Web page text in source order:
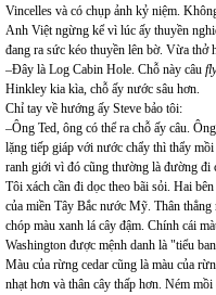
Vincelles và có chụp ảnh kỷ niệm.
Anh Việt ngừng kể vì lúc ấy thuyền
đang ra sức kéo thuyền lên bờ. Vừa thở
–Đây là Log Cabin Hole. Chỗ này câu fly
Hinkley kia kìa, chỗ ấy nước sâu hơn.
Chỉ tay về hướng ấy Steve bảo tôi:
–Ông Ted, ông có thể ra chỗ ấy câu.
lặng tiếp giáp với nước chẩy thì thẩy
ranh giới vì đó cũng thường là đường đi
Tôi xách cần đi dọc theo bãi sỏi. Hai
của miền Tây Bắc nước Mỹ. Thân
chóp màu xanh lá cây đậm. Chính cái
Washington được mệnh danh là "tiểu
Màu của rừng cedar cũng là màu của
nhạt hơn và thân cây thấp hơn. Ném